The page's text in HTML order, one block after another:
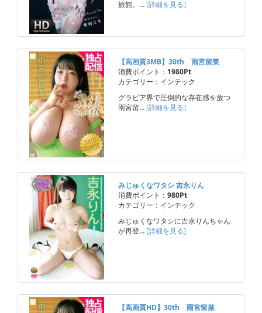
旅館。… [詳細を見る]
【高画質3MB】30th 雨宮留菜
消費ポイント： 1980Pt
カテゴリー：インテック
グラビア界で圧倒的な存在感を放つ
雨宮留… [詳細を見る]
みじゅくなワタシ 吉永りん
消費ポイント： 980Pt
カテゴリー：インテック
みじゅくなワタシに吉永りんちゃん
が再登… [詳細を見る]
【高画質HD】30th 雨宮留菜